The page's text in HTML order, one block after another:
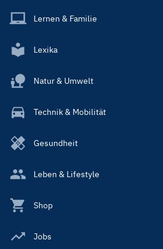
Lernen & Familie
Lexika
Natur & Umwelt
Technik & Mobilität
Gesundheit
Leben & Lifestyle
Shop
Jobs